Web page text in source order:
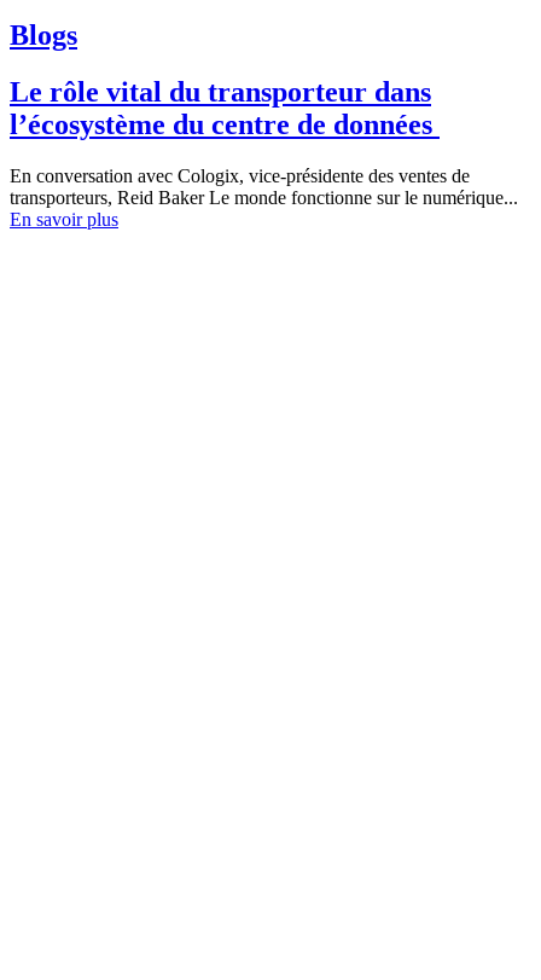
Blogs
Le rôle vital du transporteur dans
l’écosystème du centre de données
En conversation avec Cologix, vice-présidente des ventes de
transporteurs, Reid Baker Le monde fonctionne sur le numérique...
En savoir plus